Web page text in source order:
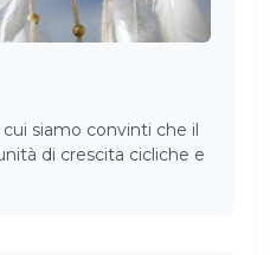
siamo convinti che il
di crescita cicliche e